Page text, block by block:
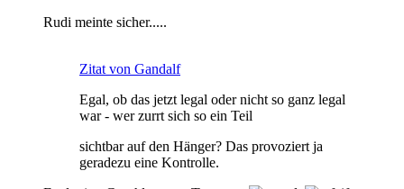
Rudi meinte sicher.....
Zitat von Gandalf
Egal, ob das jetzt legal oder nicht so ganz legal
war - wer zurrt sich so ein Teil
sichtbar auf den Hänger? Das provoziert ja
geradezu eine Kontrolle.